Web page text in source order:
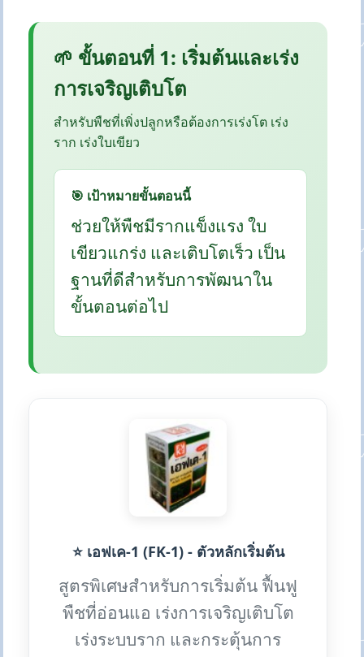
🌱 ขั้นตอนที่ 1: เริ่มต้นและเร่ง
การเจริญเติบโต
สำหรับพืชที่เพิ่งปลูกหรือต้องการเร่งโต เร่ง
ราก เร่งใบเขียว
🎯 เป้าหมายขั้นตอนนี้
ช่วยให้พืชมีรากแข็งแรง ใบ
เขียวแกร่ง และเติบโตเร็ว เป็น
ฐานที่ดีสำหรับการพัฒนาใน
ขั้นตอนต่อไป
⭐ เอฟเค-1 (FK-1) - ตัวหลักเริ่มต้น
สูตรพิเศษสำหรับการเริ่มต้น ฟื้นฟู
พืชที่อ่อนแอ เร่งการเจริญเติบโต
เร่งระบบราก และกระตุ้นการ